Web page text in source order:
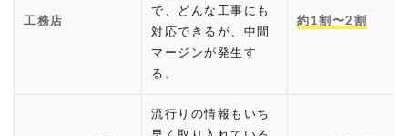
工務店
で、どんな工事にも
対応できるが、中間
マージンが発生す
る。
約1割〜2割
流行りの情報もいち